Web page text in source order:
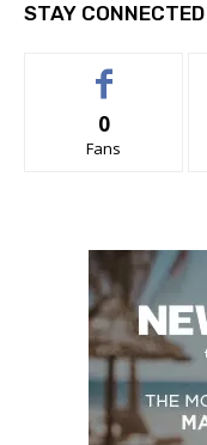
STAY CONNECTED
0
Fans